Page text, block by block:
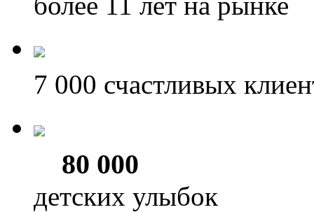
7 000 счастливых
80 000
детских улыбок